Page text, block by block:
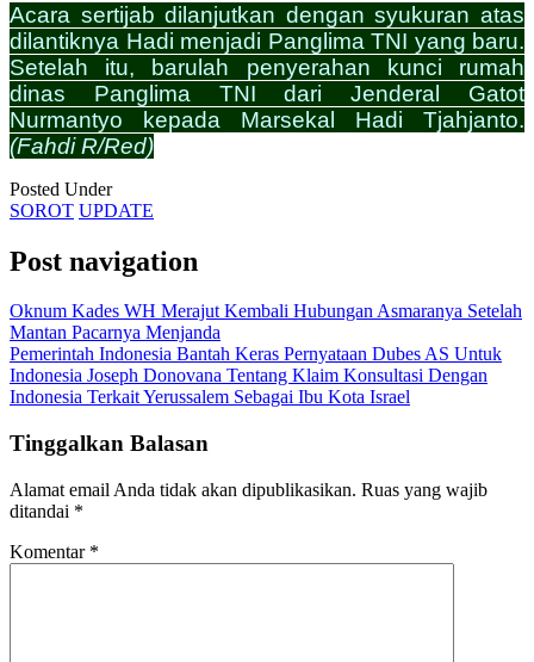
Acara sertijab dilanjutkan dengan syukuran atas
dilantiknya Hadi menjadi Panglima TNI yang baru.
Setelah itu, barulah penyerahan kunci rumah
dinas Panglima TNI dari Jenderal Gatot
Nurmantyo kepada Marsekal Hadi Tjahjanto.
(Fahdi R/Red)
Posted Under
SOROT UPDATE
Post navigation
Oknum Kades WH Merajut Kembali Hubungan Asmaranya Setelah
Mantan Pacarnya Menjanda
Pemerintah Indonesia Bantah Keras Pernyataan Dubes AS Untuk
Indonesia Joseph Donovana Tentang Klaim Konsultasi Dengan
Indonesia Terkait Yerussalem Sebagai Ibu Kota Israel
Tinggalkan Balasan
Alamat email Anda tidak akan dipublikasikan. Ruas yang wajib
ditandai *
Komentar *